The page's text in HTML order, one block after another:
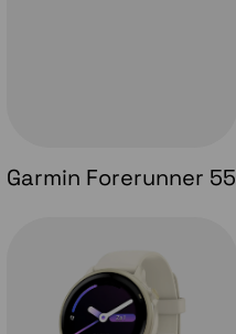
Garmin Forerunner 55